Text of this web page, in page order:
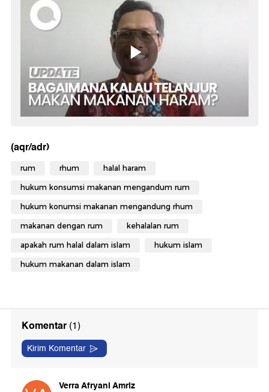
(aqr/adr)
rum rhum halal haram
hukum konsumsi makanan mengandum rum
hukum konumsi makanan mengandung rhum
makanan dengan rum kehalalan rum
apakah rum halal dalam islam hukum islam
hukum makanan dalam islam